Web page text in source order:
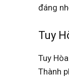
đáng
Tuy
Tuy
Thành